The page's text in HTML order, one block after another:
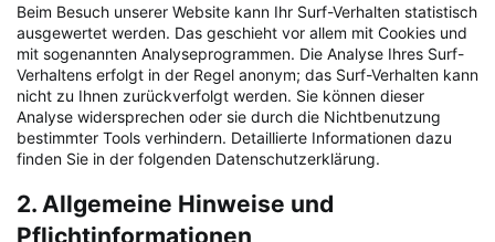
Beim Besuch unserer Website kann Ihr Surf-Verhalten statistisch
ausgewertet werden. Das geschieht vor allem mit Cookies und
mit sogenannten Analyseprogrammen. Die Analyse Ihres Surf-
Verhaltens erfolgt in der Regel anonym; das Surf-Verhalten kann
nicht zu Ihnen zurückverfolgt werden. Sie können dieser
Analyse widersprechen oder sie durch die Nichtbenutzung
bestimmter Tools verhindern. Detaillierte Informationen dazu
finden Sie in der folgenden Datenschutzerklärung.
2. Allgemeine Hinweise und
Pflichtinformationen